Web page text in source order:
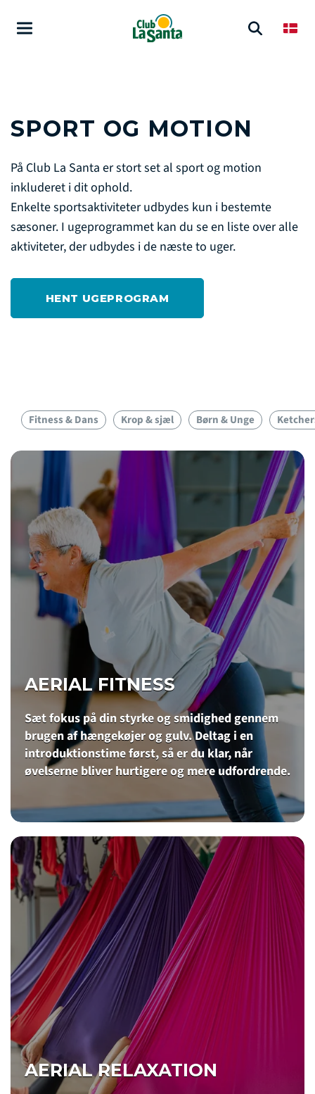
SPORT OG MOTION
På Club La Santa er stort set al sport og motion
inkluderet i dit ophold.
Enkelte sportsaktiviteter udbydes kun i bestemte
sæsoner. I ugeprogrammet kan du se en liste over alle
aktiviteter, der udbydes i de næste to uger.
HENT UGEPROGRAM
Fitness & Dans Krop & sjæl Børn & Unge
AERIAL FITNESS
Sæt fokus på din styrke og smidighed gennem
brugen af hængekøjer og gulv. Deltag i en
introduktionstime først, så er du klar, når
øvelserne bliver hurtigere og mere udfordrende.
AERIAL RELAXATION